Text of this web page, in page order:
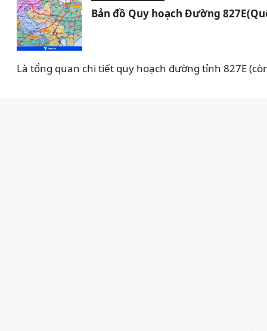
Bản đồ Quy hoạch Đường
Là tổng quan chi tiết quy hoạch đường tỉnh 827E